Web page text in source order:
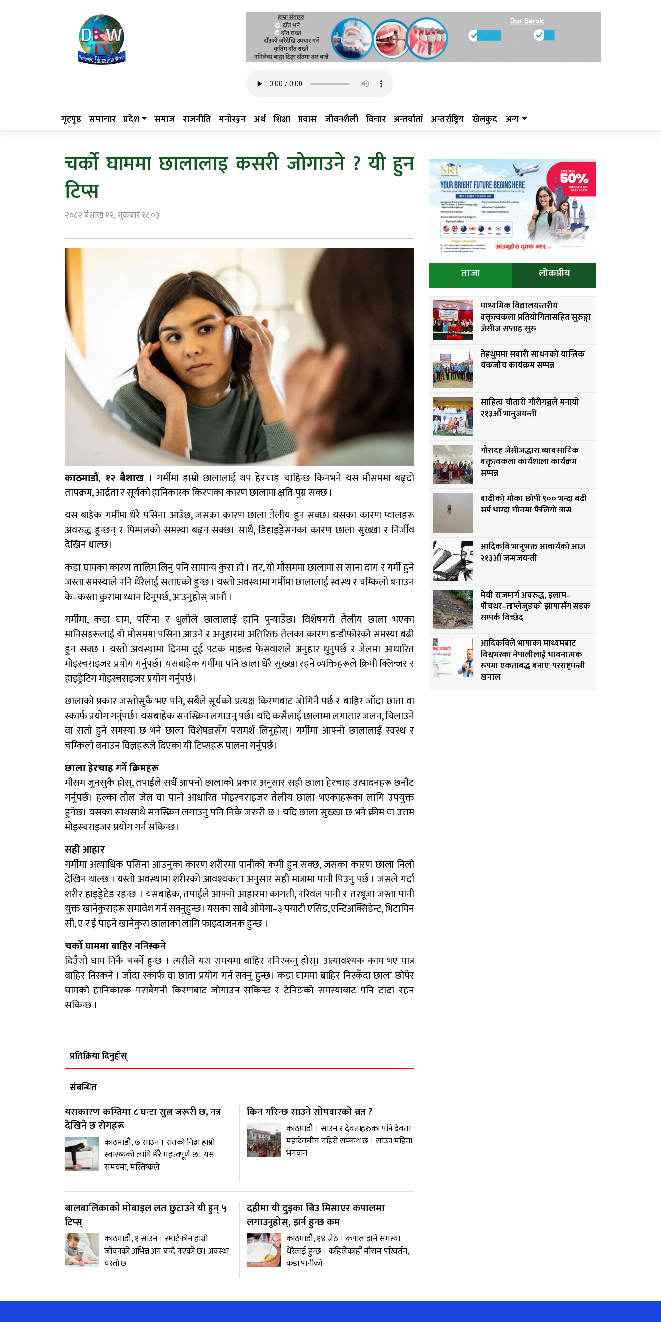
गृहपृष्ठ समाचार प्रदेश समाज राजनीति मनोरञ्जन अर्थ शिक्षा प्रवास जीवनशैली विचार अन्तर्वार्ता अन्तर्राष्ट्रिय खेलकुद अन्य
चर्को घाममा छालालाइ कसरी जोगाउने ? यी हुन
टिप्स
२०८२ बैशाख १२, शुक्रबार १८:०३
काठमाडौं, १२ बैशाख ।गर्मीमा हाम्रो छालालाई थप हेरचाह चाहिन्छ किनभने यस मौसममा बढ्दो
तापक्रम, आर्द्रता र सूर्यको हानिकारक किरणका कारण छालामा क्षति पुग्न सक्छ ।
यस बाहेक गर्मीमा धेरै पसिना आउँछ, जसका कारण छाला तैलीय हुन सक्छ। यसका कारण प्वालहरू
अवरुद्ध हुन्छन् र पिम्पलको समस्या बढ्न सक्छ। साथै, डिहाइड्रेसनका कारण छाला सुख्खा र निर्जीव
देखिन थाल्छ।
कडा घामका कारण तालिम लिनु पनि सामान्य कुरा हो । तर, यो मौसममा छालामा स साना दाग र गर्मी हुने
जस्ता समस्याले पनि धेरैलाई सताएको हुन्छ । यस्तो अवस्थामा गर्मीमा छालालाई स्वस्थ र चम्किलो बनाउन
के–कस्ता कुरामा ध्यान दिनुपर्छ, आउनुहोस् जानौं ।
गर्मीमा, कडा घाम, पसिना र धुलोले छालालाई हानि पुर्‍याउँछ। विशेषगरी तैलीय छाला भएका
मानिसहरूलाई यो मौसममा पसिना आउने र अनुहारमा अतिरिक्त तेलका कारण डन्डीफोरको समस्या बढी
हुन सक्छ । यस्तो अवस्थामा दिनमा दुई पटक माइल्ड फेसवाशले अनुहार धुनुपर्छ र जेलमा आधारित
मोइस्चराइजर प्रयोग गर्नुपर्छ। यसबाहेक गर्मीमा पनि छाला धेरै सुख्खा रहने व्यक्तिहरूले क्रिमी क्लिन्जर र
हाइड्रेटिंग मोइस्चराइजर प्रयोग गर्नुपर्छ।
छालाको प्रकार जस्तोसुकै भए पनि, सबैले सूर्यको प्रत्यक्ष किरणबाट जोगिनै पर्छ र बाहिर जाँदा छाता वा
स्कार्फ प्रयोग गर्नुपर्छ। यसबाहेक सनस्क्रिन लगाउनु पर्छ। यदि कसैलाई छालामा लगातार जलन, चिलाउने
वा रातो हुने समस्या छ भने छाला विशेषज्ञसँग परामर्श लिनुहोस्। गर्मीमा आफ्नो छालालाई स्वस्थ र
चम्किलो बनाउन विज्ञहरूले दिएका यी टिप्सहरू पालना गर्नुपर्छ।
छाला हेरचाह गर्ने क्रिमहरू
मौसम जुनसुकै होस्, तपाईंले सधैँ आफ्नो छालाको प्रकार अनुसार सही छाला हेरचाह उत्पादनहरू छनौट
गर्नुपर्छ। हल्का तौल जेल वा पानी आधारित मोइस्चराइजर तैलीय छाला भएकाहरूका लागि उपयुक्त
हुनेछ। यसका साथसाथै सनस्क्रिन लगाउनु पनि निकै जरुरी छ । यदि छाला सुख्खा छ भने क्रीम वा उत्तम
मोइस्चराइजर प्रयोग गर्न सकिन्छ।
सही आहार
गर्मीमा अत्याधिक पसिना आउनुका कारण शरीरमा पानीको कमी हुन सक्छ, जसका कारण छाला निलो
देखिन थाल्छ । यस्तो अवस्थामा शरीरको आवश्यकता अनुसार सही मात्रामा पानी पिउनु पर्छ । जसले गर्दा
शरीर हाइड्रेटेड रहन्छ । यसबाहेक, तपाईंले आफ्नो आहारमा कागती, नरिवल पानी र तरबूजा जस्ता पानी
युक्त खानेकुराहरू समावेश गर्न सक्नुहुन्छ। यसका साथै ओमेगा–३ फ्याटी एसिड, एन्टिअक्सिडेन्ट, भिटामिन
सी, ए र ई पाइने खानेकुरा छालाका लागि फाइदाजनक हुन्छ ।
चर्को घाममा बाहिर ननिस्कने
दिउँसो घाम निकै चर्को हुन्छ । त्यसैले यस समयमा बाहिर ननिस्कनु होस्। अत्यावश्यक काम भए मात्र
बाहिर निस्कने । जाँदा स्कार्फ वा छाता प्रयोग गर्न सक्नु हुन्छ। कडा घाममा बाहिर निस्कँदा छाला छोपेर
घामको हानिकारक पराबैंगनी किरणबाट जोगाउन सकिन्छ र टेनिङको समस्याबाट पनि टाढा रहन
सकिन्छ ।
प्रतिक्रिया दिनुहोस्
संबन्धित
यसकारण कम्तिमा ८ घन्टा सुत्न जरूरी छ, नत्र
देखिने छ रोगहरू
काठमाडौं, ७ साउन । रातको निद्रा हाम्रो
स्वास्थ्यको लागि धेरै महत्त्वपूर्ण छ। यस
समयमा, मस्तिष्कले
किन गरिन्छ साउने सोमवारको व्रत ?
काठमाडौं । साउन र देवताहरुका पनि देवता
महादेवबीच गहिरो सम्बन्ध छ । साउन महिना
भगवान
बालबालिकाकाे मोबाइल लत छुटाउने यी हुन् ५
टिप्स्
काठमाडौं, १ साउन । स्मार्टफोन हाम्रो
जीवनको अभिन्न अंग बन्दै गएको छ। अवस्था
यस्तो छ
दहीमा यी दुइका बिउ मिसाएर कपालमा
लगाउनुहोस्, झर्न हुन्छ कम
काठमाडौं, १४ जेठ । कपाल झर्ने समस्या
धेरैलाई हुन्छ । कहिलेकाहीँ मौसम परिवर्तन,
कडा पानीको
ताजा लोकप्रीय
माध्यमिक विद्यालयस्तरीय
वक्तृत्वकला प्रतियोगितासहित सुरुङ्गा
जेसीज सप्ताह सुरु
तेह्रथुममा सवारी साधनको यान्त्रिक
चेकजाँच कार्यक्रम सम्पन्न
साहित्य चौतारी गौरीगञ्जले मनायो
२१३औँ भानुजयन्ती
गौरादह जेसीजद्धारा व्यावसायिक
वक्तृत्वकला कार्यशाला कार्यक्रम
सम्पन्न
बाढीको मौका छोपी ९०० भन्दा बढी
सर्प भाग्दा चीनमा फैलियो त्रास
आदिकवि भानुभक्त आचार्यको आज
२१३औं जन्मजयन्ती
मेची राजमार्ग अवरुद्ध, इलाम–
पाँचथर–ताप्लेजुङको झापासँग सडक
सम्पर्क विच्छेद
आदिकविले भाषाका माध्यमबाट
विश्वभरका नेपालीलाई भावनात्मक
रुपमा एकताबद्ध बनाएः परराष्ट्रमन्त्री
खनाल